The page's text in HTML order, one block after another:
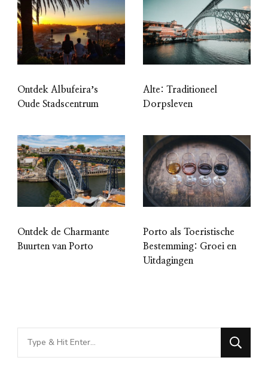
Ontdek Albufeiraʼs
Oude Stadscentrum
Alte: Traditioneel
Dorpsleven
Ontdek de Charmante
Buurten van Porto
Porto als Toeristische
Bestemming: Groei en
Uitdagingen
Looking
for